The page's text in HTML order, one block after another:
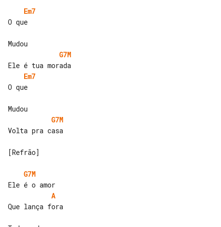
Em7
O que
G7M
Em7
O que
G7M
Volta pra casa
[Refrão]
G7M
A
Que lança fora